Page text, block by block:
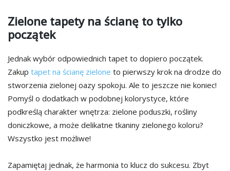
Zielone tapety na ścianę to tylko
początek
Jednak wybór odpowiednich tapet to dopiero początek.
Zakup tapet na ścianę zielone to pierwszy krok na drodze do
stworzenia zielonej oazy spokoju. Ale to jeszcze nie koniec!
Pomyśl o dodatkach w podobnej kolorystyce, które
podkreślą charakter wnętrza: zielone poduszki, rośliny
doniczkowe, a może delikatne tkaniny zielonego koloru?
Wszystko jest możliwe!
Zapamiętaj jednak, że harmonia to klucz do sukcesu. Zbyt